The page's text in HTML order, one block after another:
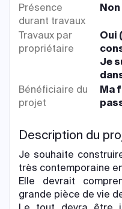
Présence
durant travaux
Non
Travaux par
propriétaire
Oui
Je
Bénéficiaire du
projet
Ma
Description du
Je souhaite
très contemporaine
Elle devrait
grande pièce de vie